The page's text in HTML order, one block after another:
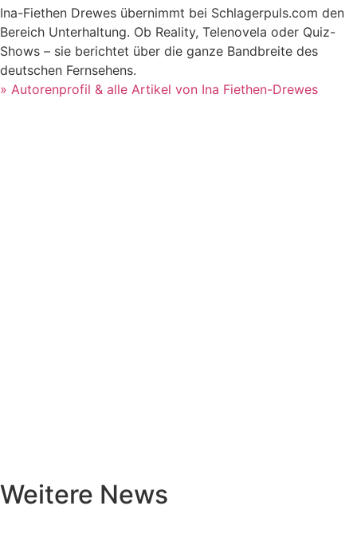
Ina-Fiethen Drewes übernimmt bei Schlagerpuls.com den
Bereich Unterhaltung. Ob Reality, Telenovela oder Quiz-
Shows – sie berichtet über die ganze Bandbreite des
deutschen Fernsehens.
» Autorenprofil & alle Artikel von Ina Fiethen-Drewes
Weitere News